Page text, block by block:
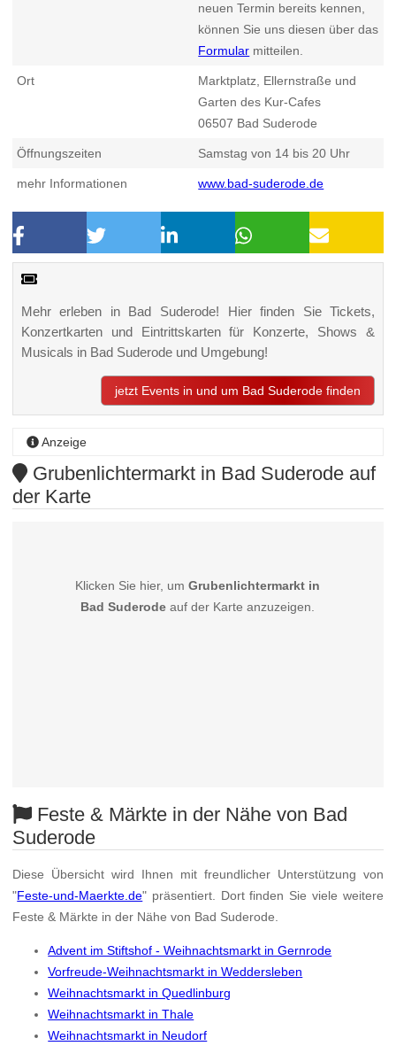
neuen Termin bereits kennen,
können Sie uns diesen über das
Formular mitteilen.
Ort
Marktplatz, Ellernstraße und
Garten des Kur-Cafes
06507 Bad Suderode
Öffnungszeiten Samstag von 14 bis 20 Uhr
mehr Informationen www.bad-suderode.de
Mehr erleben in Bad Suderode! Hier finden Sie Tickets,
Konzertkarten und Eintrittskarten für Konzerte, Shows &
Musicals in Bad Suderode und Umgebung!
jetzt Events in und um Bad Suderode finden
Anzeige
Grubenlichtermarkt in Bad Suderode auf
der Karte
Klicken Sie hier, umGrubenlichtermarkt in
Bad Suderode auf der Karte anzuzeigen.
Feste & Märkte in der Nähe von Bad
Suderode
Diese Übersicht wird Ihnen mit freundlicher Unterstützung von
"Feste-und-Maerkte.de" präsentiert. Dort finden Sie viele weitere
Feste & Märkte in der Nähe von Bad Suderode.
Advent im Stiftshof - Weihnachtsmarkt in Gernrode
Vorfreude-Weihnachtsmarkt in Weddersleben
Weihnachtsmarkt in Quedlinburg
Weihnachtsmarkt in Thale
Weihnachtsmarkt in Neudorf